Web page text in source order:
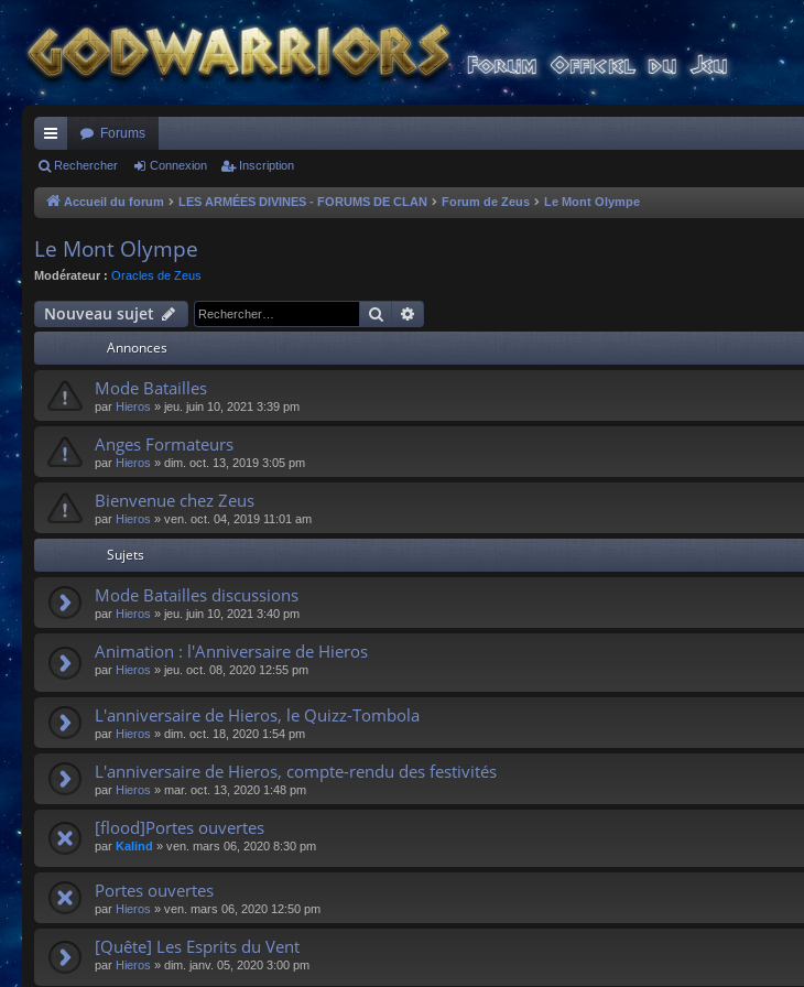
ac
co
s
Forums
Rechercher Connexion Inscription
Accueil du forum LES ARMÉES DIVINES - FORUMS DE CLAN Forum de Zeus Le Mont Olympe
Le Mont Olympe
Modérateur : Oracles de Zeus
Nouveau sujet Rechercher
Annonces
Mode Batailles
par Hieros » jeu. juin 10, 2021 3:39 pm
Anges Formateurs
par Hieros » dim. oct. 13, 2019 3:05 pm
Bienvenue chez Zeus
par Hieros » ven. oct. 04, 2019 11:01 am
Sujets
Mode Batailles discussions
par Hieros » jeu. juin 10, 2021 3:40 pm
Animation : l'Anniversaire de Hieros
par Hieros » jeu. oct. 08, 2020 12:55 pm
L'anniversaire de Hieros, le Quizz-Tombola
par Hieros » dim. oct. 18, 2020 1:54 pm
L'anniversaire de Hieros, compte-rendu des festivités
par Hieros » mar. oct. 13, 2020 1:48 pm
[flood]Portes ouvertes
par Kalind » ven. mars 06, 2020 8:30 pm
Portes ouvertes
par Hieros » ven. mars 06, 2020 12:50 pm
[Quête] Les Esprits du Vent
par Hieros » dim. janv. 05, 2020 3:00 pm